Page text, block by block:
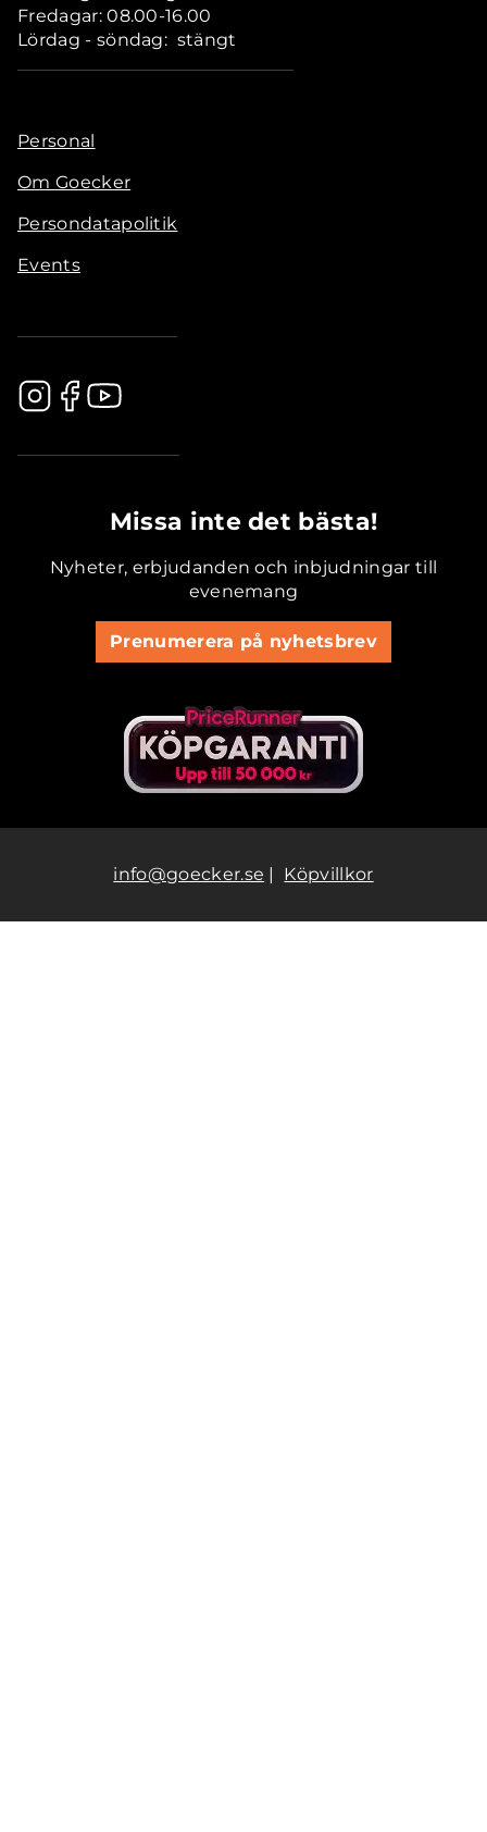
Fredagar: 08.00-16.00
Lördag - söndag: stängt
Personal
Om Goecker
Persondatapolitik
Events
Missa inte det bästa!
Nyheter, erbjudanden och inbjudningar till
evenemang
Prenumerera på nyhetsbrev
info@goecker.se | Köpvillkor